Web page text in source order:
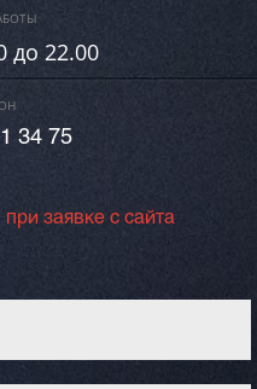
до 22.00
34 75
заявке с сайта